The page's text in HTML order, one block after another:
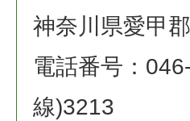
神奈川県愛甲
電話番号：
線)3213